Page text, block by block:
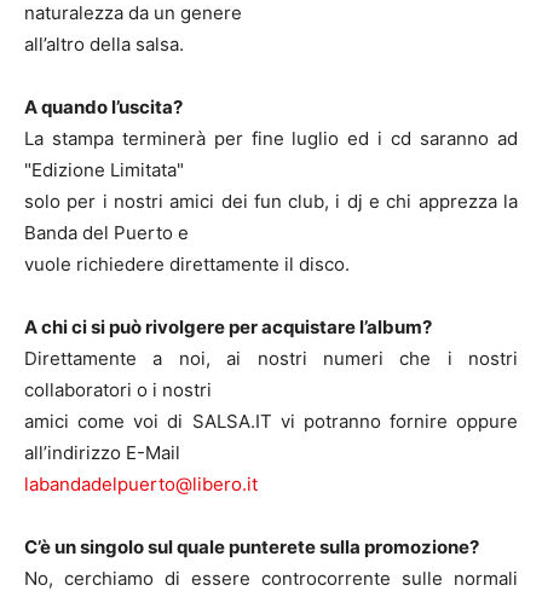
naturalezza da un genere
all’altro della salsa.
A quando l’uscita?
La stampa terminerà per fine luglio ed i cd saranno ad
"Edizione Limitata"
solo per i nostri amici dei fun club, i dj e chi apprezza la
Banda del Puerto e
vuole richiedere direttamente il disco.
A chi ci si può rivolgere per acquistare l’album?
Direttamente a noi, ai nostri numeri che i nostri
collaboratori o i nostri
amici come voi di SALSA.IT vi potranno fornire oppure
all’indirizzo E-Mail
labandadelpuerto@libero.it
C’è un singolo sul quale punterete sulla promozione?
No, cerchiamo di essere controcorrente sulle normali